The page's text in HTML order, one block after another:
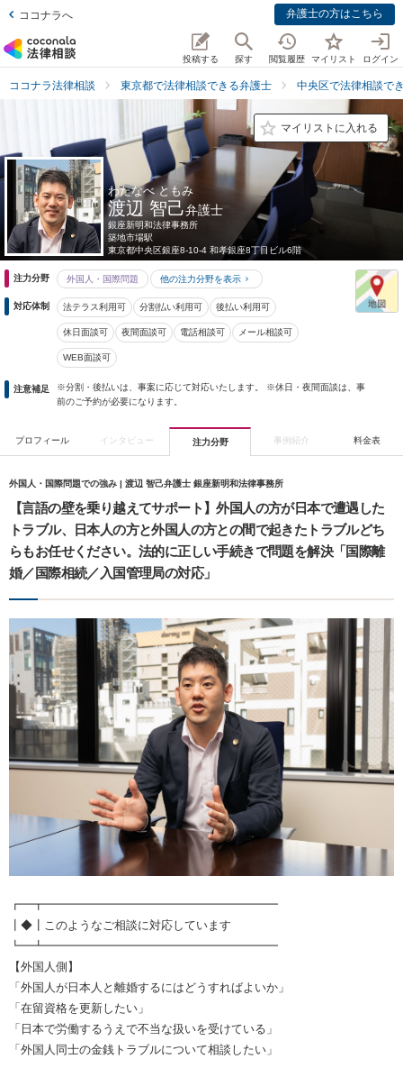
ココナラへ 弁護士の方はこちら
投稿する 探す 閲覧履歴 マイリスト ログイン
ココナラ法律相談 東京都で法律相談できる弁護士 中央区で法律相談で
マイリストに入れる
わたなべ ともみ
渡辺 智己弁護士
銀座新明和法律事務所
築地市場駅
東京都中央区銀座8-10-4 和孝銀座8丁目ビル6階
注力分野 外国人・国際問題 他の注力分野を表示
対応体制 法テラス利用可 分割払い利用可 後払い利用可
休日面談可 夜間面談可 電話相談可 メール相談可
WEB面談可
注意補足
※分割・後払いは、事案に応じて対応いたします。 ※休日・夜間面談は、事
前のご予約が必要になります。
プロフィール インタビュー 注力分野 事例紹介 料金表
外国人・国際問題での強み | 渡辺 智己弁護士 銀座新明和法律事務所
【言語の壁を乗り越えてサポート】外国人の方が日本で遭遇した
トラブル、日本人の方と外国人の方との間で起きたトラブルどち
らもお任せください。法的に正しい手続きで問題を解決「国際離
婚／国際相続／入国管理局の対応」
┏━┳━━━━━━━━━━━━━━━━━━━━
┃◆┃このようなご相談に対応しています
┗━┻━━━━━━━━━━━━━━━━━━━━
【外国人側】
「外国人が日本人と離婚するにはどうすればよいか」
「在留資格を更新したい」
「日本で労働するうえで不当な扱いを受けている」
「外国人同士の金銭トラブルについて相談したい」